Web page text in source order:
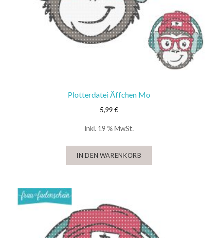
Plotterdatei Äffchen Mo
5,99 €
inkl. 19 % MwSt.
IN DEN WARENKORB